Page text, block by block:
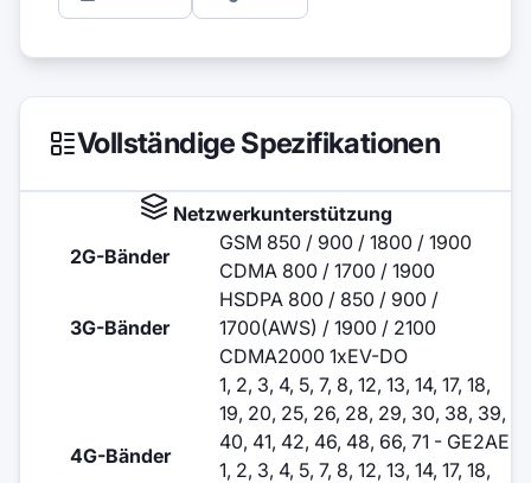
Vollständige Spezifikationen
Netzwerkunterstützung
2G-Bänder
GSM 850 / 900 / 1800 / 1900
CDMA 800 / 1700 / 1900
3G-Bänder
HSDPA 800 / 850 / 900 /
1700(AWS) / 1900 / 2100
CDMA2000 1xEV-DO
4G-Bänder
1, 2, 3, 4, 5, 7, 8, 12, 13, 14, 17, 18,
19, 20, 25, 26, 28, 29, 30, 38, 39,
40, 41, 42, 46, 48, 66, 71 - GE2AE
1, 2, 3, 4, 5, 7, 8, 12, 13, 14, 17, 18,